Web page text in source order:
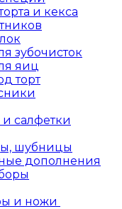
и кекса
зубочисток
яиц
торт
салфетки
шубницы
дополнения
и ножи